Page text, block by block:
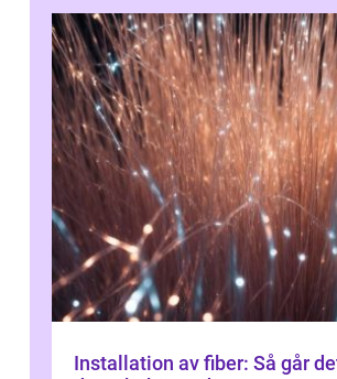
Installation av fiber: Så går